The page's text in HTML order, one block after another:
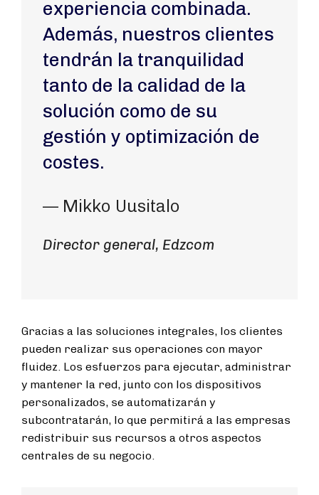
experiencia combinada.
Además, nuestros clientes
tendrán la tranquilidad
tanto de la calidad de la
solución como de su
gestión y optimización de
costes.
— Mikko Uusitalo
Director general, Edzcom
Gracias a las soluciones integrales, los clientes
pueden realizar sus operaciones con mayor
fluidez. Los esfuerzos para ejecutar, administrar
y mantener la red, junto con los dispositivos
personalizados, se automatizarán y
subcontratarán, lo que permitirá a las empresas
redistribuir sus recursos a otros aspectos
centrales de su negocio.